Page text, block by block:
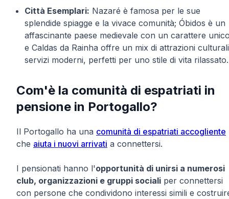
Città Esemplari: Nazaré è famosa per le sue
splendide spiagge e la vivace comunità; Óbidos è un
affascinante paese medievale con un carattere
e Caldas da Rainha offre un mix di attrazioni
servizi moderni, perfetti per uno stile di vita rilassato.
Com'è la comunità di espatriati in
pensione in Portogallo?
Il Portogallo ha una comunità di espatriati accogliente
che aiuta i nuovi arrivati a connettersi.
I pensionati hanno l'opportunità di unirsi a numerosi
club, organizzazioni e gruppi sociali per connettersi
con persone che condividono interessi simili e